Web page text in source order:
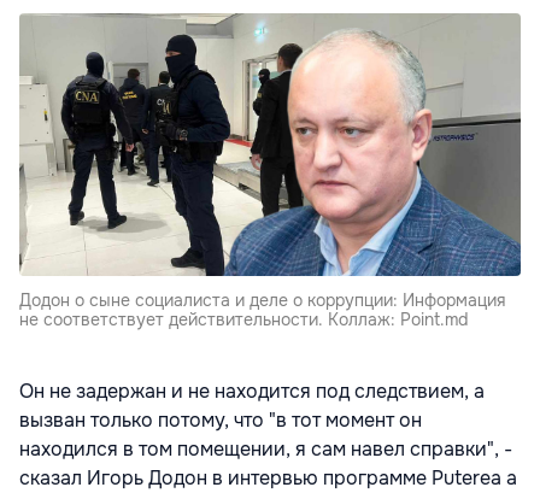
Додон о сыне социалиста и деле о коррупции: Информация
не соответствует действительности. Коллаж: Point.md
Он не задержан и не находится под следствием, а
вызван только потому, что "в тот момент он
находился в том помещении, я сам навел справки", -
сказал Игорь Додон в интервью программе Puterea a